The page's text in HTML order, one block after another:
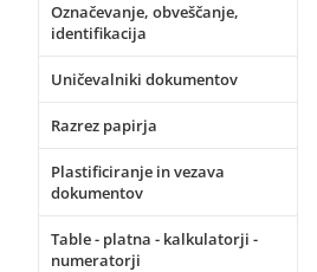
Označevanje, obveščanje,
identifikacija
Uničevalniki dokumentov
Razrez papirja
Plastificiranje in vezava
dokumentov
Table - platna - kalkulatorji -
numeratorji